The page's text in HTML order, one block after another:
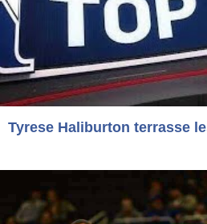
Tyrese Haliburton terrasse